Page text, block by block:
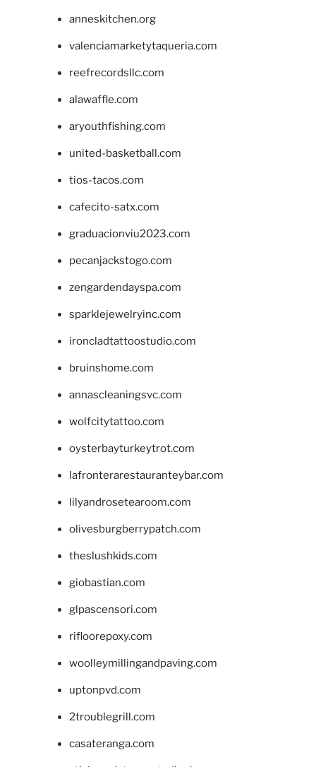
anneskitchen.org
valenciamarketytaqueria.com
reefrecordsllc.com
alawaffle.com
aryouthfishing.com
united-basketball.com
tios-tacos.com
cafecito-satx.com
graduacionviu2023.com
pecanjackstogo.com
zengardendayspa.com
sparklejewelryinc.com
ironcladtattoostudio.com
bruinshome.com
annascleaningsvc.com
wolfcitytattoo.com
oysterbayturkeytrot.com
lafronterarestauranteybar.com
lilyandrosetearoom.com
olivesburgberrypatch.com
theslushkids.com
giobastian.com
glpascensori.com
rifloorepoxy.com
woolleymillingandpaving.com
uptonpvd.com
2troublegrill.com
casateranga.com